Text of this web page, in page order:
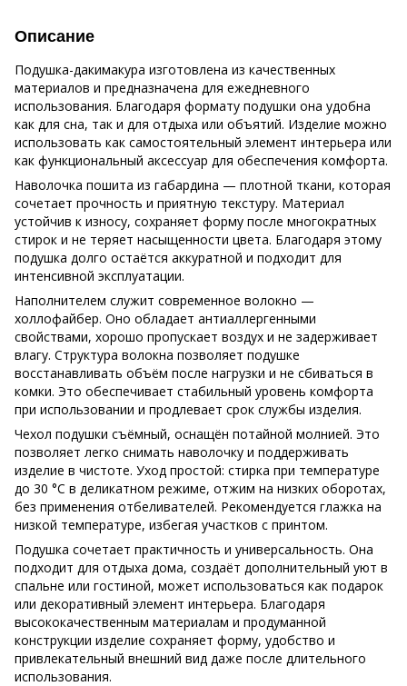
Описание
Подушка-дакимакура изготовлена из качественных
материалов и предназначена для ежедневного
использования. Благодаря формату подушки она удобна
как для сна, так и для отдыха или объятий. Изделие можно
использовать как самостоятельный элемент интерьера или
как функциональный аксессуар для обеспечения комфорта.
Наволочка пошита из габардина — плотной ткани, которая
сочетает прочность и приятную текстуру. Материал
устойчив к износу, сохраняет форму после многократных
стирок и не теряет насыщенности цвета. Благодаря этому
подушка долго остаётся аккуратной и подходит для
интенсивной эксплуатации.
Наполнителем служит современное волокно —
холлофайбер. Оно обладает антиаллергенными
свойствами, хорошо пропускает воздух и не задерживает
влагу. Структура волокна позволяет подушке
восстанавливать объём после нагрузки и не сбиваться в
комки. Это обеспечивает стабильный уровень комфорта
при использовании и продлевает срок службы изделия.
Чехол подушки съёмный, оснащён потайной молнией. Это
позволяет легко снимать наволочку и поддерживать
изделие в чистоте. Уход простой: стирка при температуре
до 30 °C в деликатном режиме, отжим на низких оборотах,
без применения отбеливателей. Рекомендуется глажка на
низкой температуре, избегая участков с принтом.
Подушка сочетает практичность и универсальность. Она
подходит для отдыха дома, создаёт дополнительный уют в
спальне или гостиной, может использоваться как подарок
или декоративный элемент интерьера. Благодаря
высококачественным материалам и продуманной
конструкции изделие сохраняет форму, удобство и
привлекательный внешний вид даже после длительного
использования.